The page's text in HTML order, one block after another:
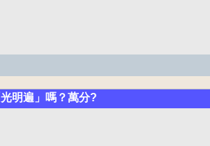
明遍」嗎？萬分?